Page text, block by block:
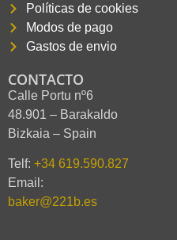
Políticas de cookies
Modos de pago
Gastos de envio
CONTACTO
Calle Portu nº6
48.901 – Barakaldo
Bizkaia – Spain
Telf: +34 619.590.827
Email:
baker@221b.es